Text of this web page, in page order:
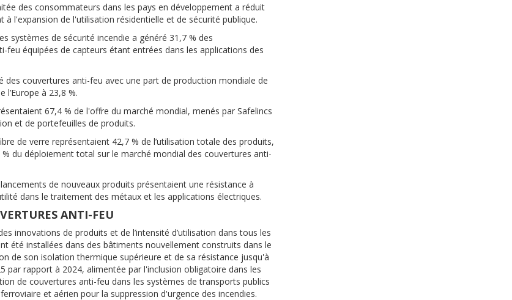
des consommateurs dans les pays en développement a réduit
l'expansion de l'utilisation résidentielle et de sécurité publique.
systèmes de sécurité incendie a généré 31,7 % des
équipées de capteurs étant entrées dans les applications des
des couvertures anti-feu avec une part de production mondiale de
l’Europe à 23,8 %.
67,4 % de l'offre du marché mondial, menés par Safelincs
et de portefeuilles de produits.
de verre représentaient 42,7 % de l’utilisation totale des produits,
du déploiement total sur le marché mondial des couvertures anti-
de nouveaux produits présentaient une résistance à
dans le traitement des métaux et les applications électriques.
ANTI-FEU
innovations de produits et de l’intensité d’utilisation dans tous les
été installées dans des bâtiments nouvellement construits dans le
de son isolation thermique supérieure et de sa résistance jusqu'à
par rapport à 2024, alimentée par l'inclusion obligatoire dans les
de couvertures anti-feu dans les systèmes de transports publics
et aérien pour la suppression d'urgence des incendies.